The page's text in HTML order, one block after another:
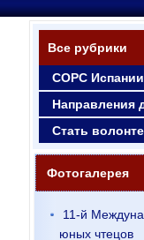
Все рубрики
СОРС
Направления
Стать
Фотогалерея
11-й
юных чтецов